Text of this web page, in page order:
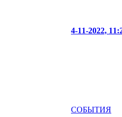
4-11-2022,
СОБЫТИЯ